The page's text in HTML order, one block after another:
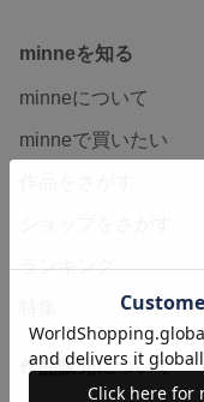
minneを知る
minneについて
minneで買いたい
ランキング
作品販売について